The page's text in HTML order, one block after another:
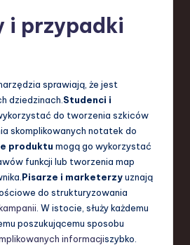
i przypadki
sprawiają, że jest
dziedzinach. Studenci i
do tworzenia szkiców
skomplikowanych notatek do
produktu mogą go wykorzystać
funkcji lub tworzenia map
Pisarze i marketerzyuznają
do strukturyzowania
. W istocie, służy każdemu
poszukującemu sposobu
informacjiszybko.